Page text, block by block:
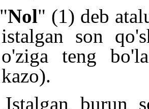
"Nol" (1) deb
istalgan son
o'ziga teng
kazo).
Istalgan burun